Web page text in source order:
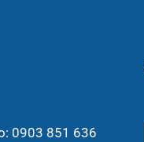
0903 851 636